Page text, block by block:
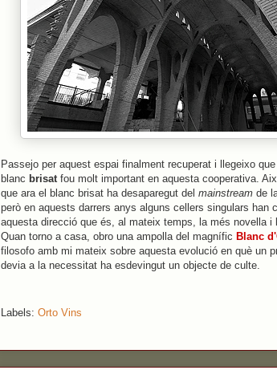
Passejo per aquest espai finalment recuperat i llegeixo
blanc brisat fou molt important en aquesta cooperativa.
que ara el blanc brisat ha desaparegut del mainstream de
però en aquests darrers anys alguns cellers singulars han
aquesta direcció que és, al mateix temps, la més novella i
Quan torno a casa, obro una ampolla del magnífic Blanc
filosofo amb mi mateix sobre aquesta evolució en què un
devia a la necessitat ha esdevingut un objecte de culte.
Labels: Orto Vins